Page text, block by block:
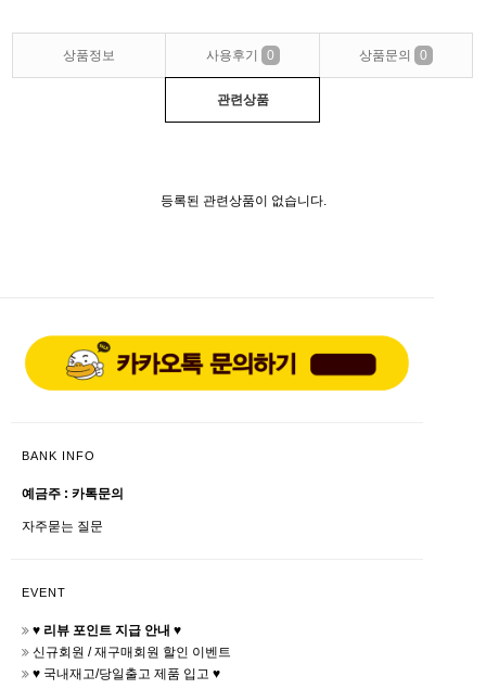
상품정보 사용후기 0 상품문의 0
관련상품
등록된 관련상품이 없습니다.
BANK INFO
예금주 : 카톡문의
자주묻는 질문
EVENT
♥ 리뷰 포인트 지급 안내 ♥
신규회원 / 재구매회원 할인 이벤트
♥ 국내재고/당일출고 제품 입고 ♥